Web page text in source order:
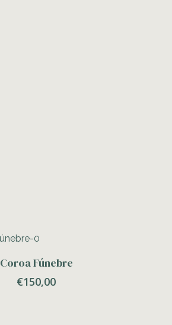
Adicionar
Coroa Fúnebre
€150,00